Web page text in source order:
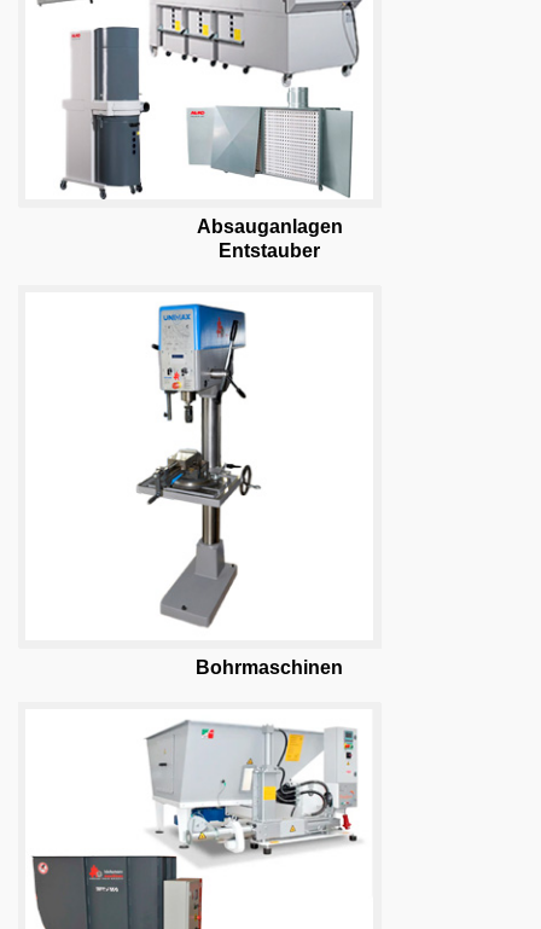
Absauganlagen
Entstauber
Bohrmaschinen